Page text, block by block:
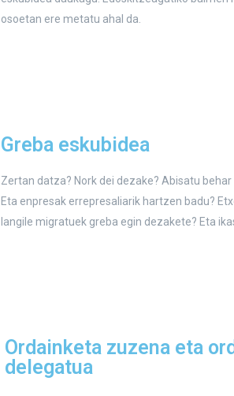
osoetan ere metatu ahal da.
Greba eskubidea
Zertan datza? Nork dei dezake? Abisatu
Eta enpresak errepresaliarik hartzen badu?
langile migratuek greba egin dezakete? Eta
Ordainketa zuzena eta
delegatua